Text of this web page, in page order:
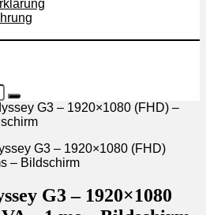
G3 – 1920×1080 (FHD) –
G3 – 1920×1080